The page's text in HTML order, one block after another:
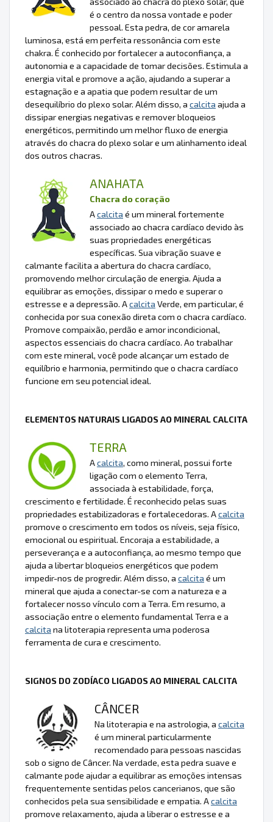
é o centro da nossa vontade e poder
pessoal. Esta pedra, de cor amarela
luminosa, está em perfeita ressonância com este
chakra. É conhecido por fortalecer a autoconfiança, a
autonomia e a capacidade de tomar decisões. Estimula a
energia vital e promove a ação, ajudando a superar a
estagnação e a apatia que podem resultar de um
desequilíbrio do plexo solar. Além disso, a calcita ajuda a
dissipar energias negativas e remover bloqueios
energéticos, permitindo um melhor fluxo de energia
através do chacra do plexo solar e um alinhamento ideal
dos outros chacras.
ANAHATA
Chacra do coração
Acalcita é um mineral fortemente
associado ao chacra cardíaco devido às
suas propriedades energéticas
específicas. Sua vibração suave e
calmante facilita a abertura do chacra cardíaco,
promovendo melhor circulação de energia. Ajuda a
equilibrar as emoções, dissipar o medo e superar o
estresse e a depressão. Acalcita Verde, em particular, é
conhecida por sua conexão direta com o chacra cardíaco.
Promove compaixão, perdão e amor incondicional,
aspectos essenciais do chacra cardíaco. Ao trabalhar
com este mineral, você pode alcançar um estado de
equilíbrio e harmonia, permitindo que o chacra cardíaco
funcione em seu potencial ideal.
ELEMENTOS NATURAIS LIGADOS AO MINERAL CALCITA
TERRA
Acalcita, como mineral, possui forte
ligação com o elemento Terra,
associada à estabilidade, força,
crescimento e fertilidade. É reconhecido pelas suas
propriedades estabilizadoras e fortalecedoras. Acalcita
promove o crescimento em todos os níveis, seja físico,
emocional ou espiritual. Encoraja a estabilidade, a
perseverança e a autoconfiança, ao mesmo tempo que
ajuda a libertar bloqueios energéticos que podem
impedir-nos de progredir. Além disso, a calcita é um
mineral que ajuda a conectar-se com a natureza e a
fortalecer nosso vínculo com a Terra. Em resumo, a
associação entre o elemento fundamental Terra e a
calcita na litoterapia representa uma poderosa
ferramenta de cura e crescimento.
SIGNOS DO ZODÍACO LIGADOS AO MINERAL CALCITA
CÂNCER
Na litoterapia e na astrologia, a calcita
é um mineral particularmente
recomendado para pessoas nascidas
sob o signo de Câncer. Na verdade, esta pedra suave e
calmante pode ajudar a equilibrar as emoções intensas
frequentemente sentidas pelos cancerianos, que são
conhecidos pela sua sensibilidade e empatia. Acalcita
promove relaxamento, ajuda a liberar o estresse e a